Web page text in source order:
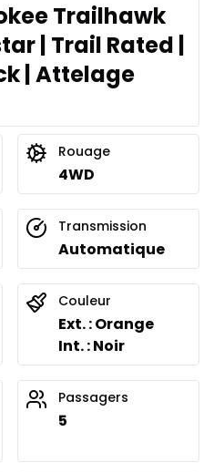
Trailhawk
| Trail Rated |
| Attelage
Rouage
4WD
Transmission
Automatique
Couleur
Ext. : Orange
Int. : Noir
Passagers
5